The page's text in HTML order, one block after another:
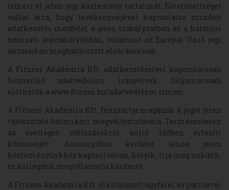
ismeri el jelen jogi közlemény tartalmát. Kötelezettséget
vállal arra, hogy tevékenységével kapcsolatos minden
adatkezelés megfelel a jelen szabályzatban és a hatályos
nemzeti jogszabályokban, valamint az Európai Unió jogi
aktusaiban meghatározott elvárásoknak.
A Fitness Akadémia Kft. adatkezeléseivel kapcsolatosan
felmerülő adatvédelmi irányelvek folyamatosan
elérhetők a www.fitness.hu/adatvedelem címen.
A Fitness Akadémia Kft. fenntartja magának a jogot jelen
tájékoztató bármikori megváltoztatására. Természetesen
az esetleges változásokról kellő időben értesíti
közönségét. Amennyiben kérdése lenne jelen
közleményünkhöz kapcsolódóan, kérjük, írja meg nekünk,
és kollégánk megválaszolja kérdését.
A Fitness Akadémia Kft. elkötelezett ügyfelei és partnerei